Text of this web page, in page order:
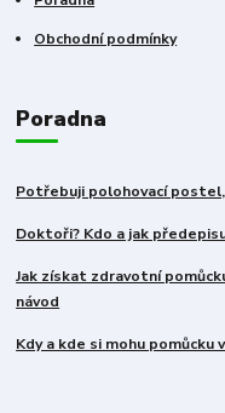
Obchodní podmínky
Poradna
Potřebuji polohovací
Doktoři? Kdo a jak
Jak získat zdravotní
návod
Kdy a kde si mohu pomůcku